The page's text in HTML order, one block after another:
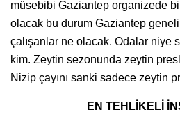
müsebibi Gaziantep organizede
olacak bu durum Gaziantep
çalışanlar ne olacak. Odalar niye
kim. Zeytin sezonunda zeytin
Nizip çayını sanki sadece zeytin
EN TEHLİKELİ